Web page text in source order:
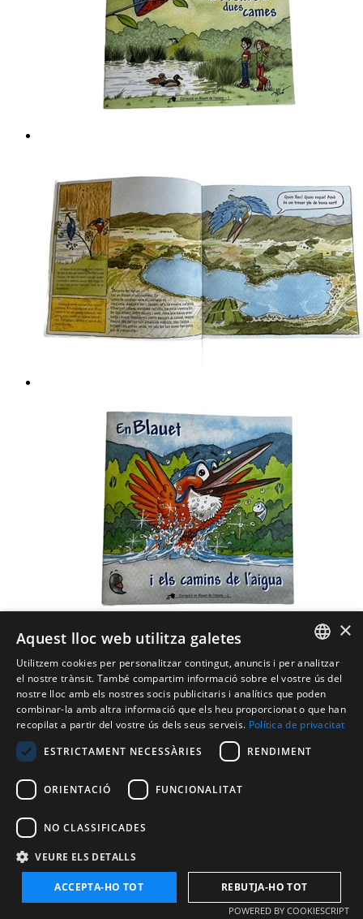
CATALAN
ENGLISH
FRENCH
SPANISH
×
Aquest lloc web utilitza galetes
Utilitzem cookies per personalitzar contingut, anuncis i per analitzar
el nostre trànsit. També compartim informació sobre el vostre ús del
nostre lloc amb els nostres socis publicitaris i analítics que poden
combinar-la amb altra informació que els heu proporcionat o que han
recopilat a partir del vostre ús dels seus serveis. Política de privacitat
ESTRICTAMENT NECESSÀRIES
RENDIMENT
ORIENTACIÓ FUNCIONALITAT
NO CLASSIFICADES
VEURE ELS DETALLS
ACCEPTA-HO TOT REBUTJA-HO TOT
POWERED BY COOKIESCRIPT